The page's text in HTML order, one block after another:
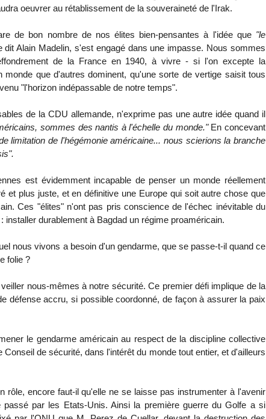
oeuvrer au rétablissement de la souveraineté de l'Irak.
de bon nombre de nos élites bien-pensantes à l'idée que "le
dit Alain Madelin, s'est engagé dans une impasse. Nous sommes
de la France en 1940, à vivre - si l'on excepte la
monde que d'autres dominent, qu'une sorte de vertige saisit tous
"l'horizon indépassable de notre temps".
de la CDU allemande, n'exprime pas une autre idée quand il
sommes des nantis à l'échelle du monde."En concevant
limitation de l'hégémonie américaine... nous scierions la branche
est évidemment incapable de penser un monde réellement
et plus juste, et en définitive une Europe qui soit autre chose que
Ces "élites" n'ont pas pris conscience de l'échec inévitable du
installer durablement à Bagdad un régime proaméricain.
nous vivons a besoin d'un gendarme, que se passe-t-il quand ce
folie ?
nous-mêmes à notre sécurité. Ce premier défi implique de la
défense accru, si possible coordonné, de façon à assurer la paix
le gendarme américain au respect de la discipline collective
de sécurité, dans l'intérêt du monde tout entier, et d'ailleurs
rôle, encore faut-il qu'elle ne se laisse pas instrumenter à l'avenir
par les Etats-Unis. Ainsi la première guerre du Golfe a si